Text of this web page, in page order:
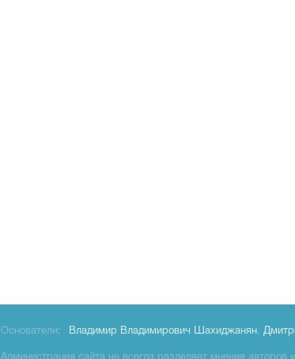
Основатели: Владимир Владимирович Шахиджанян,
Администрация сайта не всегда разделяет мнения авторов